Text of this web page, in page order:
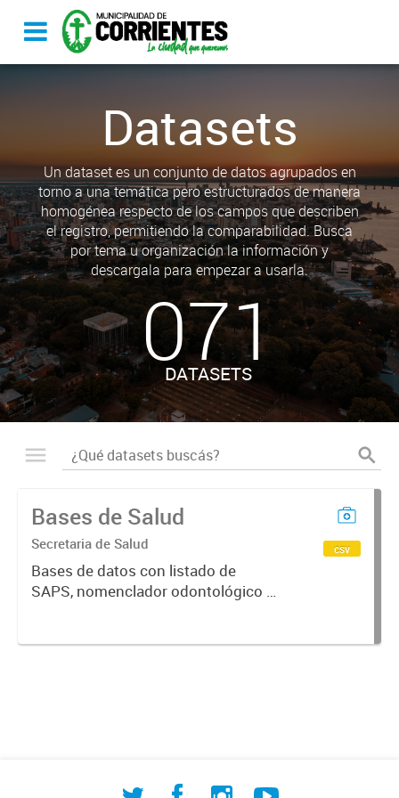
Datasets
Un dataset es un conjunto de datos agrupados en
torno a una temática pero estructurados de manera
homogénea respecto de los campos que describen
el registro, permitiendo la comparabilidad. Busca
por tema u organización la información y
descargala para empezar a usarla.
071
DATASETS
Bases de Salud
Secretaria de Salud
Bases de datos con listado de
SAPS, nomenclador odontológico y
csv